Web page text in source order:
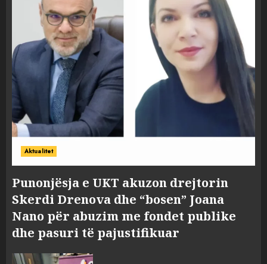
Aktualitet
Punonjësja e UKT akuzon drejtorin
Skerdi Drenova dhe “bosen” Joana
Nano për abuzim me fondet publike
dhe pasuri të pajustifikuar